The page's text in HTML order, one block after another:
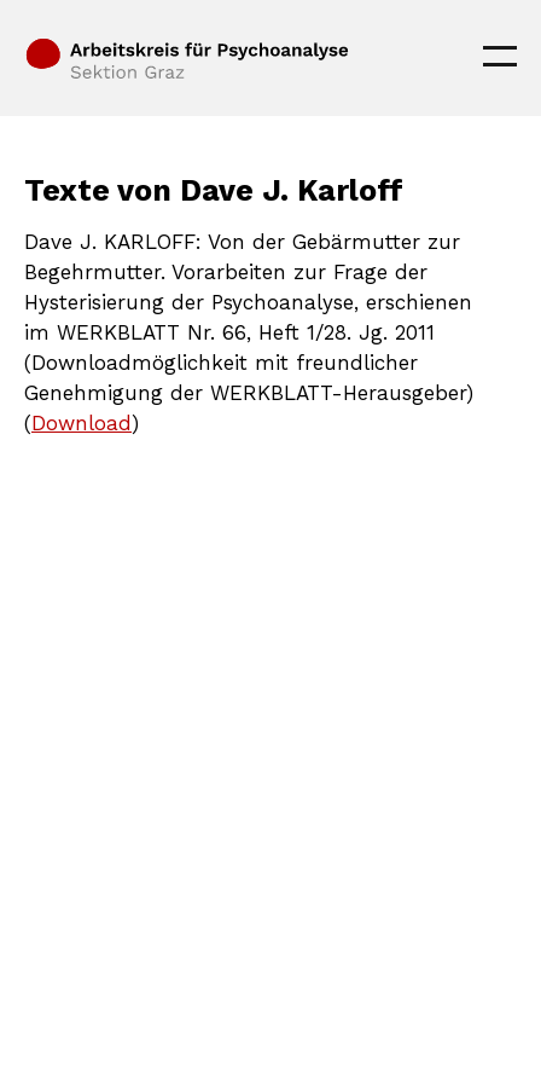
Texte von Dave J. Karloff
Dave J. KARLOFF: Von der Gebärmutter zur
Begehrmutter. Vorarbeiten zur Frage der
Hysterisierung der Psychoanalyse, erschienen
im WERKBLATT Nr. 66, Heft 1/28. Jg. 2011
(Downloadmöglichkeit mit freundlicher
Genehmigung der WERKBLATT-Herausgeber)
(Download )